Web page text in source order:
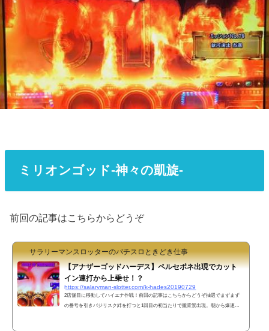
ミリオンゴッド-神々の凱旋-
前回の記事はこちらからどうぞ
サラリーマンスロッターのパチスロときどき仕事
【アナザーゴッドハーデス】ペルセポネ出現でカット
イン連打から上乗せ！？
https://salaryman-slotter.com/k-hades20190729
2店舗目に移動してハイエナ作戦！前回の記事はこちらからどうぞ抽選でまずまず
の番号を引きバジリスク絆を打つと1回目の初当たりで朧背景出現。朝から爆連と